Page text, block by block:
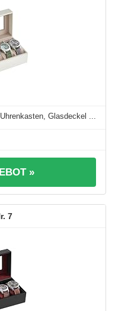
Glasdeckel ...
»
7